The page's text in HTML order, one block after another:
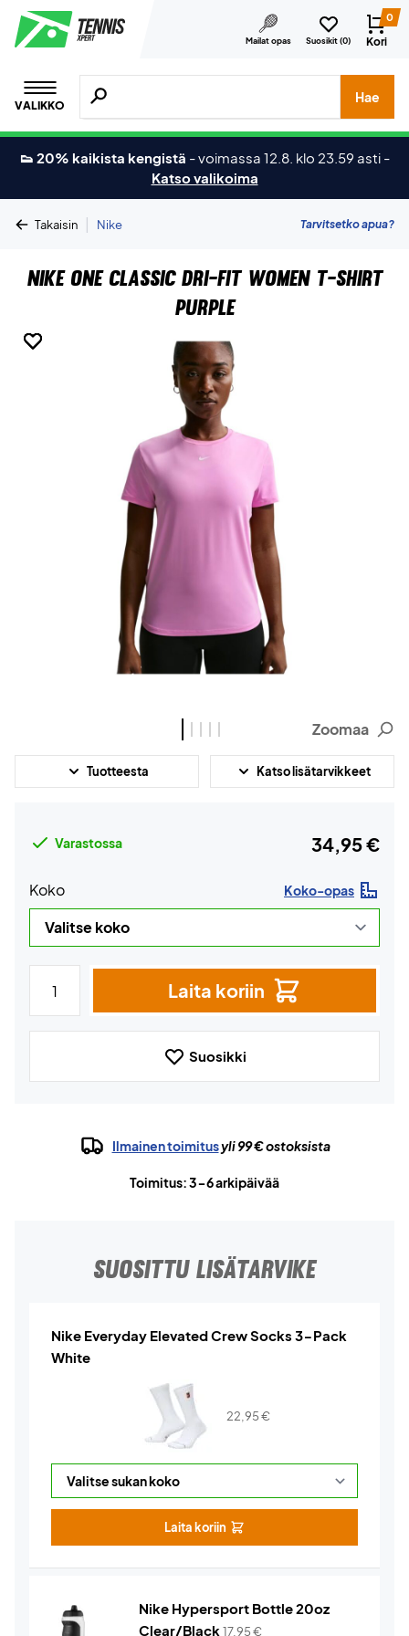
Mailat opas Suosikit (0)
0
Kori
VALIKKO
Hae tuotteita, merkkejä jne.
Hae
👟 20% kaikista kengistä -voimassa 12.8. klo 23.59 asti -
Katso valikoima
Takaisin | Nike Tarvitsetko apua?
Nike One Classic Dri-FIT Women T-shirt
Purple
Zoomaa
Tuotteesta Katso lisätarvikkeet
Varastossa 34,95 €
Koko Koko-opas
Laita koriin
Suosikki
Ilmainen toimitusyli 99 € ostoksista
Toimitus: 3-6 arkipäivää
SUOSITTU LISÄTARVIKE
Nike Everyday Elevated Crew Socks 3-Pack
White
22,95€
Laita koriin
Nike Hypersport Bottle 20oz
Clear/Black17,95€